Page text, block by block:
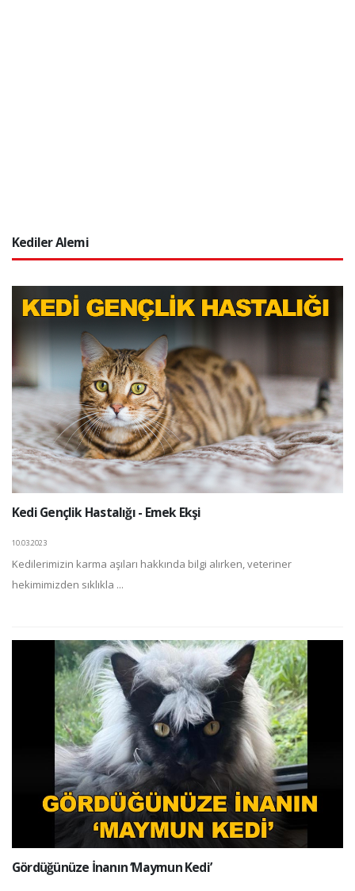
Kediler Alemi
Kedi Gençlik Hastalığı - Emek Ekşi
10.03.2023
Kedilerimizin karma aşıları hakkında bilgi alırken, veteriner
hekimimizden sıklıkla ...
Gördüğünüze İnanın ‘Maymun Kedi’